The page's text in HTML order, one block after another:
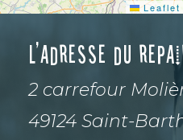
Leaflet
L'adresse du
2 carrefour
49124 Saint-